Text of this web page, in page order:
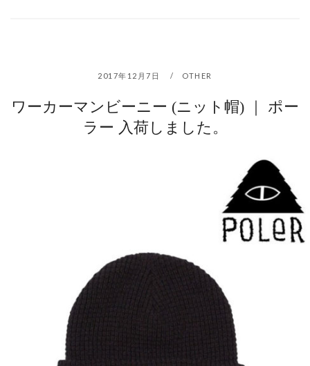
2017年12月7日 OTHER
ワーカーマンビーニー (ニット帽) ｜ ポー
ラー 入荷しました。